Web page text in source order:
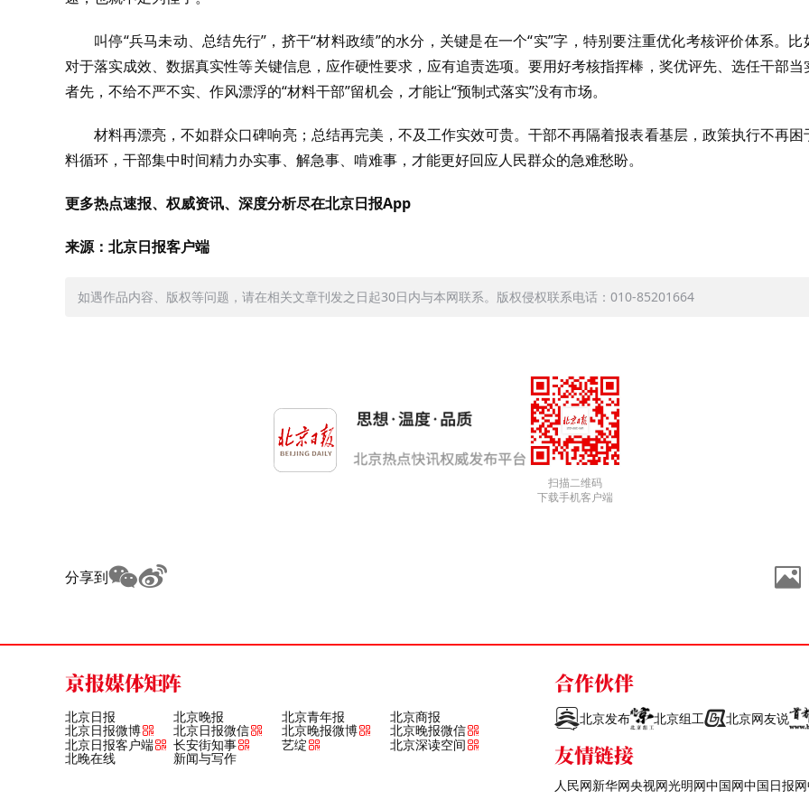
叫停“兵马未动、总结先行”，挤干“材料政绩”的水分，关键是在一个“实”字，特别要注重优化考核评价体系。比
对于落实成效、数据真实性等关键信息，应作硬性要求，应有追责选项。要用好考核指挥棒，奖优评先、选任干部当
者先，不给不严不实、作风漂浮的“材料干部”留机会，才能让“预制式落实”没有市场。
材料再漂亮，不如群众口碑响亮；总结再完美，不及工作实效可贵。干部不再隔着报表看基层，政策执行不再困
料循环，干部集中时间精力办实事、解急事、啃难事，才能更好回应人民群众的急难愁盼。
更多热点速报、权威资讯、深度分析尽在北京日报App
来源：北京日报客户端
如遇作品内容、版权等问题，请在相关文章刊发之日起30日内与本网联系。版权侵权联系电话：010-85201664
扫描二维码
下载手机客户端
分享到
京报媒体矩阵
北京日报 北京晚报 北京青年报 北京商报
北京日报微博 北京日报微信 北京晚报微博
北京晚报微信
北京日报客户端
长安街知事 艺绽 北京深读空间
北晚在线 新闻与写作
合作伙伴
北京发布 北京组工 北京网友说
友情链接
人民网新华网央视网光明网中国网中国日报网